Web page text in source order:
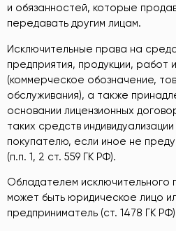
и обязанностей, которые
передавать другим лицам.
Исключительные права на
предприятия, продукции, работ
(коммерческое обозначение,
обслуживания), а также
основании лицензионных
таких средств
покупателю, если иное не
(п.п. 1, 2 ст. 559 ГК РФ).
Обладателем исключительного
может быть юридическое лицо
предприниматель (ст. 1478 ГК